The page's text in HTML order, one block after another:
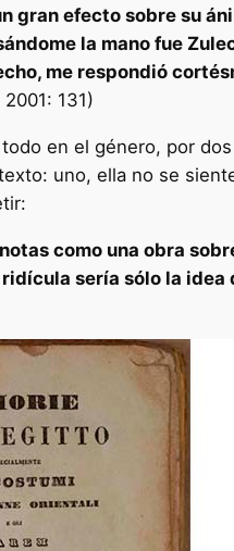
efecto sobre su
la mano fue
me respondió
131)
en el género, por
uno, ella no se
como una obra
sería sólo la idea